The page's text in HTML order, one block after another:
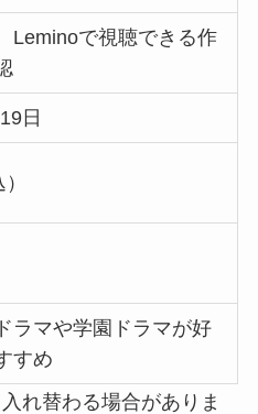
Leminoで視聴できる作
日
ラマや学園ドラマが好
すめ
れ替わる場合がありま